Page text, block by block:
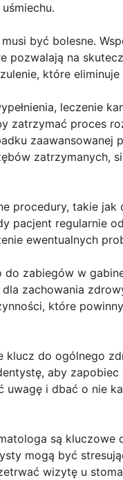
być bolesne.
pozwalają na
które
leczenie
zatrzymać proces
zaawansowanej
zatrzymanych,
procedury, takie jak
pacjent regularnie
ewentualnych
zabiegów w
zachowania
które
klucz do ogólnego
aby
uwagę i dbać o nie
są kluczowe
mogą być
wizytę u